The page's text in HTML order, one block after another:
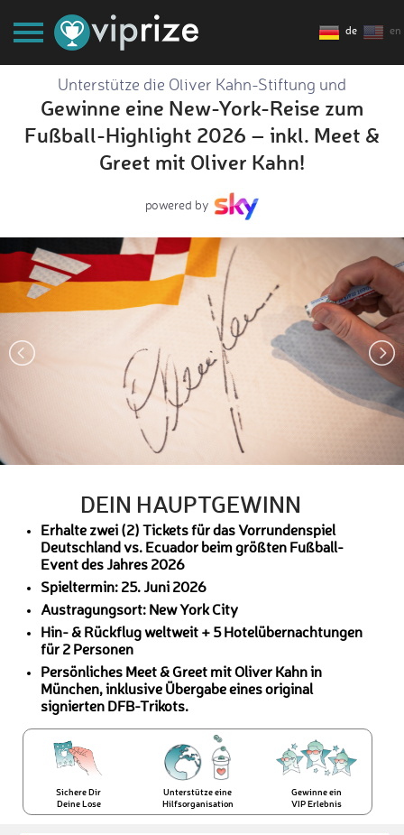
de en
Unterstütze die Oliver Kahn-Stiftung und
Gewinne eine New-York-Reise zum
Fußball-Highlight 2026 – inkl. Meet &
Greet mit Oliver Kahn!
powered by
DEIN HAUPTGEWINN
Erhalte zwei (2) Tickets für das Vorrundenspiel
Deutschland vs. Ecuador beim größten Fußball-
Event des Jahres 2026
Spieltermin: 25. Juni 2026
Austragungsort: New York City
Hin- & Rückflug weltweit + 5 Hotelübernachtungen
für 2 Personen
Persönliches Meet & Greet mit Oliver Kahn in
München, inklusive Übergabe eines original
signierten DFB-Trikots.
Sichere Dir
Deine Lose
Unterstütze eine
Hilfsorganisation
Gewinne ein
VIP Erlebnis